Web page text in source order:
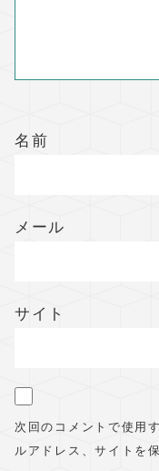
名前
メール
サイト
次回のコメントで使用
ルアドレス、サイトを